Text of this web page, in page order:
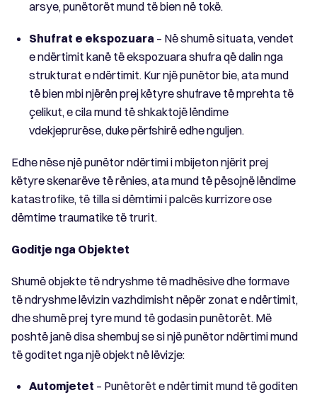
arsye, punëtorët mund të bien në tokë.
Shufrat e ekspozuara – Në shumë situata, vendet
e ndërtimit kanë të ekspozuara shufra që dalin nga
strukturat e ndërtimit. Kur një punëtor bie, ata mund
të bien mbi njërën prej këtyre shufrave të mprehta të
çelikut, e cila mund të shkaktojë lëndime
vdekjeprurëse, duke përfshirë edhe nguljen.
Edhe nëse një punëtor ndërtimi i mbijeton njërit prej
këtyre skenarëve të rënies, ata mund të pësojnë lëndime
katastrofike, të tilla si dëmtimi i palcës kurrizore ose
dëmtime traumatike të trurit.
Goditje nga Objektet
Shumë objekte të ndryshme të madhësive dhe formave
të ndryshme lëvizin vazhdimisht nëpër zonat e ndërtimit,
dhe shumë prej tyre mund të godasin punëtorët. Më
poshtë janë disa shembuj se si një punëtor ndërtimi mund
të goditet nga një objekt në lëvizje:
Automjetet – Punëtorët e ndërtimit mund të goditen